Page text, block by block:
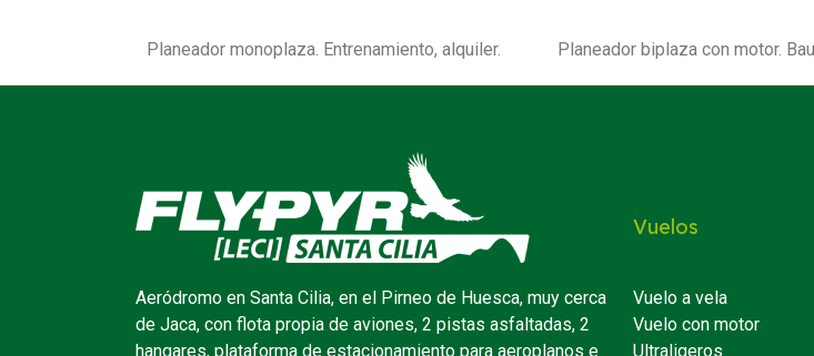
Planeador monoplaza. Entrenamiento, alquiler. Planeador biplaza con motor.
Aeródromo en Santa Cilia, en el Pirneo de Huesca, muy cerca
de Jaca, con flota propia de aviones, 2 pistas asfaltadas, 2
hangares, plataforma de estacionamiento para aeroplanos e
Vuelos
Vuelo a vela
Vuelo con motor
Ultraligeros